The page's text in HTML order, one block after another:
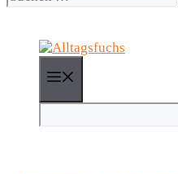
nach:
Suchen